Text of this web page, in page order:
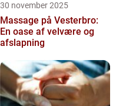
30 november 2025
Massage på Vesterbro:
En oase af velvære og
afslapning